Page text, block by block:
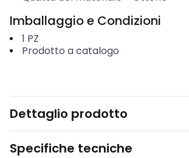
Imballaggio e Condizioni
1 PZ
Prodotto a catalogo
Dettaglio prodotto
Specifiche tecniche